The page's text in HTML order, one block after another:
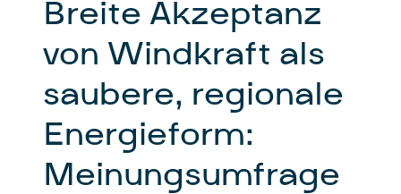
Breite Akzeptanz
von Windkraft als
saubere, regionale
Energieform:
Meinungsumfrage